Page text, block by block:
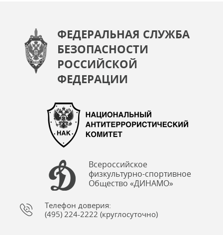
ФЕДЕРАЛЬНАЯ СЛУЖБА
БЕЗОПАСНОСТИ
РОССИЙСКОЙ
ФЕДЕРАЦИИ
Всероссийское
физкультурно-спортивное
Общество «ДИНАМО»
Телефон доверия:
(495) 224-2222 (круглосуточно)